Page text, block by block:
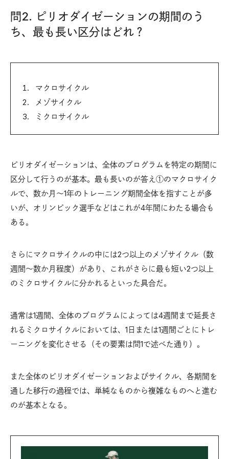
問2. ピリオダイゼーションの期間のう
ち、最も長い区分はどれ？
マクロサイクル
メゾサイクル
ミクロサイクル
ピリオダイゼーションは、全体のプログラムを特定の期間に
区分して行うのが基本。最も長いのが答え①のマクロサイク
ルで、数か月～1年のトレーニング期間全体を指すことが多
いが、オリンピック選手などはこれが4年間にわたる場合も
ある。
さらにマクロサイクルの中には2つ以上のメゾサイクル（数
週間～数か月程度）があり、これがさらに最も短い2つ以上
のミクロサイクルに分かれるといった具合だ。
通常は1週間、全体のプログラムによっては4週間まで延長さ
れるミクロサイクルにおいては、1日または1週間ごとにトレ
ーニングを変化させる（その要素は問1で述べた通り）。
また全体のピリオダイゼーションおよびサイクル、各期間を
通した移行の過程では、単純なものから複雑なものへと進む
のが基本となる。